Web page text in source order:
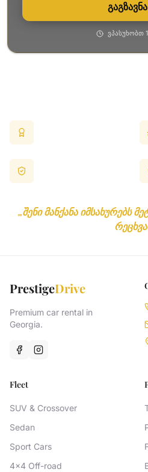
გაგზავნა
ვპასუხობთ
„შენი მანქანა იმსახურებს
PrestigeDrive
Premium car rental in
Georgia.
Fleet
SUV & Crossover
Sedan
Sport Cars
4x4 Off-road